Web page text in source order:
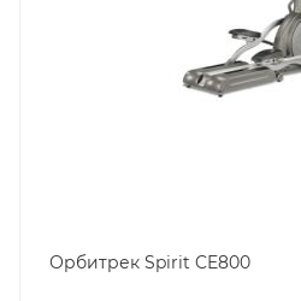
Орбитрек Spirit CE800